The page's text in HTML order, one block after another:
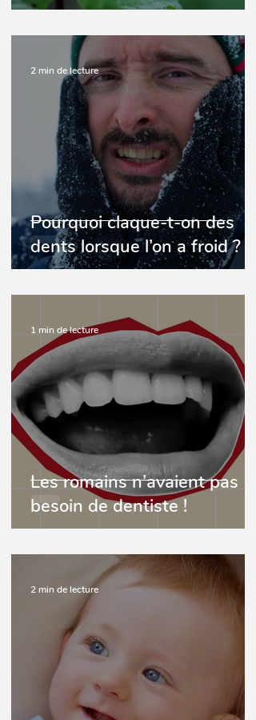
Pourquoi claque-t-on des
dents lorsque l’on a froid ?
2 min de lecture
Les romains n’avaient pas
besoin de dentiste !
1 min de lecture
2 min de lecture